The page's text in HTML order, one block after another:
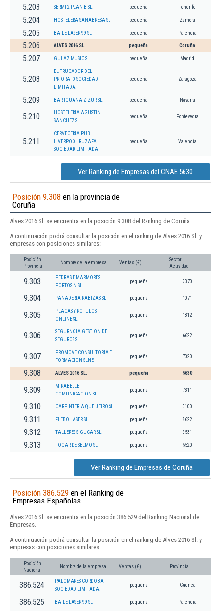
5.203 SERMI 2 PLAN B SL. pequeña Tenerife
5.204 HOSTELERA SANABRESA SL pequeña Zamora
5.205 BAILE LASER 99 SL pequeña Palencia
5.206 ALVES 2016 SL. pequeña Coruña
5.207 GULAZ MUSIC SL. pequeña Madrid
5.208
EL TRUCADOR DEL
PRIORATO SOCIEDAD
LIMITADA.
pequeña Zaragoza
5.209 BAR IGUANA ZIZUR SL. pequeña Navarra
5.210
HOSTELERIA AGUSTIN
SANCHEZ SL
pequeña Pontevedra
5.211
CERVECERIA PUB
LIVERPOOL RUZAFA
SOCIEDAD LIMITADA
pequeña Valencia
Ver Ranking de Empresas del CNAE 5630
Posición 9.308 en la provincia de
Coruña
Alves 2016 Sl. se encuentra en la posición 9.308 del Ranking de Coruña.
A continuación podrá consultar la posición en el ranking de Alves 2016 Sl. y
empresas con posiciones similares:
Posición
Provincia
Nombre de la empresa Ventas (€)
Sector
Actividad
9.303
PEDRAS E MARMORES
PORTOSIN SL
pequeña 2370
9.304 PANADERIA RABIZAS SL pequeña 1071
9.305
PLACAS Y ROTULOS
ONLINE SL.
pequeña 1812
9.306
SEGURNOIA GESTION DE
SEGUROS SL.
pequeña 6622
9.307
PROMOVE CONSULTORIA E
FORMACION SLNE
pequeña 7020
9.308 ALVES 2016 SL. pequeña 5630
9.309
MIRABELLE
COMUNICACION SLL.
pequeña 7311
9.310 CARPINTERIA QUEIJEIRO SL pequeña 3100
9.311 FLEBO LASER SL pequeña 8622
9.312 TALLERES SIGUCAR SL. pequeña 9531
9.313 FOGAR DE SELMO SL pequeña 5520
Ver Ranking de Empresas de Coruña
Posición 386.529 en el Ranking de
Empresas Españolas
Alves 2016 Sl. se encuentra en la posición 386.529 del Ranking Nacional de
Empresas.
A continuación podrá consultar la posición en el ranking de Alves 2016 Sl. y
empresas con posiciones similares:
Posición
Nacional
Nombre de la empresa Ventas (€) Provincia
386.524
PALOMARES CORDOBA
SOCIEDAD LIMITADA.
pequeña Cuenca
386.525 BAILE LASER 99 SL pequeña Palencia